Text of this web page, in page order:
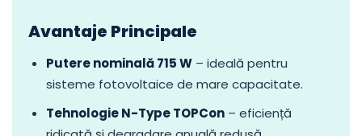
Avantaje Principale
Putere nominală 715 W – ideală pentru
sisteme fotovoltaice de mare capacitate.
Tehnologie N-Type TOPCon – eficiență